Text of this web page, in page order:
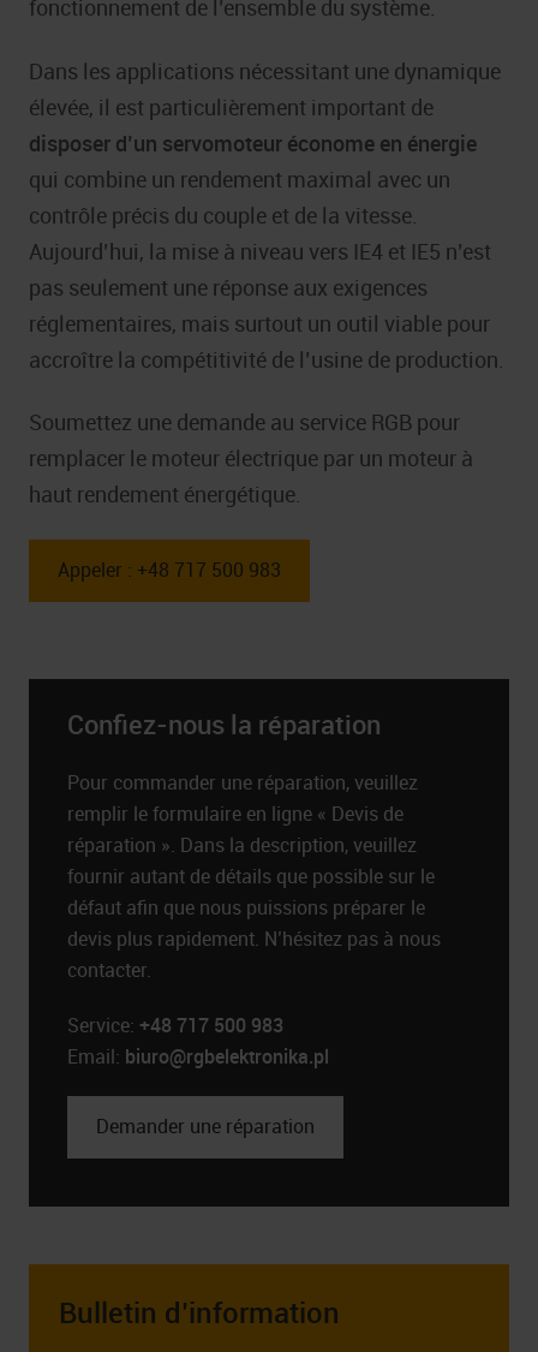
fonctionnement de l’ensemble du système.
Dans les applications nécessitant une dynamique
élevée, il est particulièrement important de
disposer d’un servomoteur économe en énergie
qui combine un rendement maximal avec un
contrôle précis du couple et de la vitesse.
Aujourd’hui, la mise à niveau vers IE4 et IE5 n’est
pas seulement une réponse aux exigences
réglementaires, mais surtout un outil viable pour
accroître la compétitivité de l’usine de production.
Soumettez une demande au service RGB pour
remplacer le moteur électrique par un moteur à
haut rendement énergétique.
Appeler : +48 717 500 983
Confiez-nous la réparation
Pour commander une réparation, veuillez
remplir le formulaire en ligne « Devis de
réparation ». Dans la description, veuillez
fournir autant de détails que possible sur le
défaut afin que nous puissions préparer le
devis plus rapidement. N’hésitez pas à nous
contacter.
Service: +48 717 500 983
Email: biuro@rgbelektronika.pl
Demander une réparation
Bulletin d’information